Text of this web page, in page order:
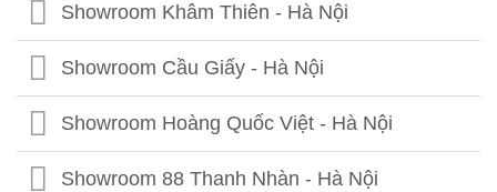
Showroom Khâm Thiên - Hà Nội
Showroom Cầu Giấy - Hà Nội
Showroom Hoàng Quốc Việt - Hà Nội
Showroom 88 Thanh Nhàn - Hà Nội